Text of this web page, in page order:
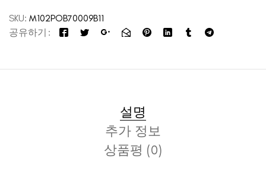
SKU: M102POB70009B11
공유하기
설명
추가 정보
상품평 (0)